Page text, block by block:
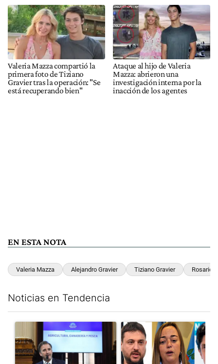
Valeria Mazza compartió la
primera foto de Tiziano
Gravier tras la operación: "Se
está recuperando bien"
Ataque al hijo de Valeria
Mazza: abrieron una
investigación interna por la
inacción de los agentes
EN ESTA NOTA
Valeria Mazza Alejandro Gravier Tiziano Gravier Rosario
Noticias en Tendencia
Un artículo de tendencia con el título "Di Tullio impugnó a
Un artículo de tendencia con